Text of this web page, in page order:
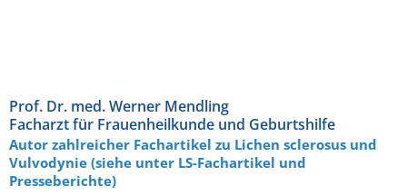
Prof. Dr. med. Werner Mendling
Facharzt für Frauenheilkunde und Geburtshilfe
Autor zahlreicher Fachartikel zu Lichen sclerosus und
Vulvodynie (siehe unter LS-Fachartikel und
Presseberichte)